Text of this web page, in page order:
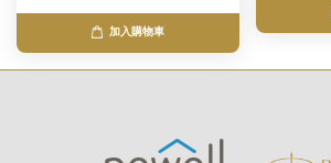
加入購物車